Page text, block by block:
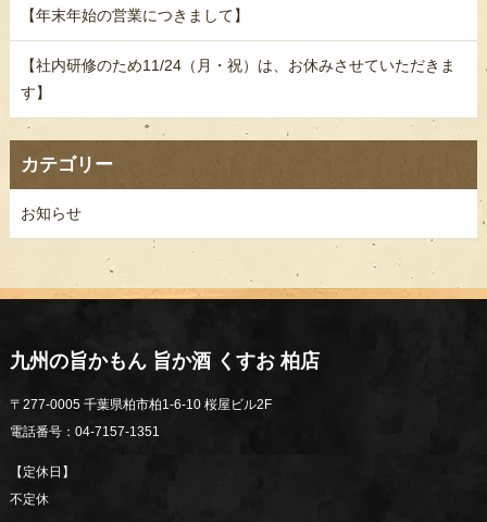
【年末年始の営業につきまして】
【社内研修のため11/24（月・祝）は、お休みさせていただきま
す】
カテゴリー
お知らせ
九州の旨かもん 旨か酒 くすお 柏店
〒277-0005 千葉県柏市柏1-6-10 桜屋ビル2F
電話番号：04-7157-1351
【定休日】
不定休